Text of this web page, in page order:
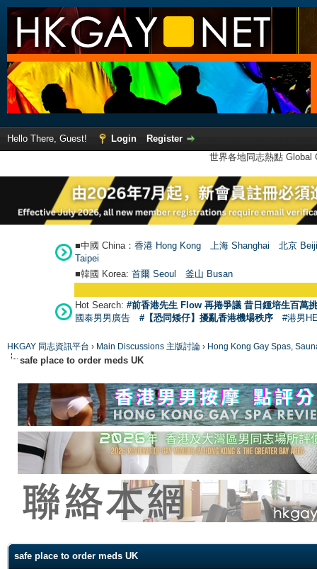
Hello There, Guest! Login
Register
世界各地同志熱點
■中國 China： 香港 Hong Kong 上海 Shanghai
北京
Taipei
■韓國 Korea: 首爾 Seoul 釜山 Busan
Hot Search: #前香港先生 Flow 再捲爭議 昔日鍾培生百萬
國泰男男廣告
#【恐同矮仔】擾亂香港機場秩序 #港男
HKGAY 同志資訊平台 › Main Discussions 主版討論 › Hong Kong Gay Spas,
safe place to order meds UK
safe place to order meds UK